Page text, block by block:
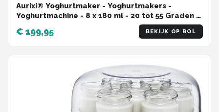
Aurixi® Yoghurtmaker - Yoghurtmakers -
Yoghurtmachine - 8 x 180 ml - 20 tot 55 Graden -
€ 199,95 BEKIJK OP BOL